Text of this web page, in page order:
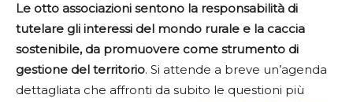
Le otto associazioni sentono la responsabilità di
tutelare gli interessi del mondo rurale e la caccia
sostenibile, da promuovere come strumento di
gestione del territorio. Si attende a breve un’agenda
dettagliata che affronti da subito le questioni più